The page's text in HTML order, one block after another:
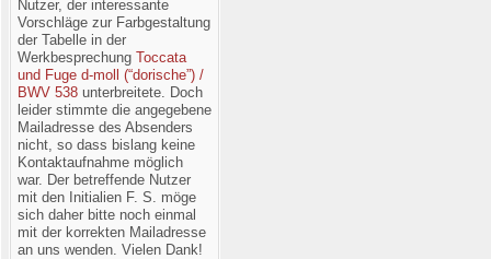
Nutzer, der interessante
Vorschläge zur Farbgestaltung
der Tabelle in der
Werkbesprechung Toccata
und Fuge d-moll (“dorische”) /
BWV 538unterbreitete. Doch
leider stimmte die angegebene
Mailadresse des Absenders
nicht, so dass bislang keine
Kontaktaufnahme möglich
war. Der betreffende Nutzer
mit den Initialien F. S. möge
sich daher bitte noch einmal
mit der korrekten Mailadresse
an uns wenden. Vielen Dank!